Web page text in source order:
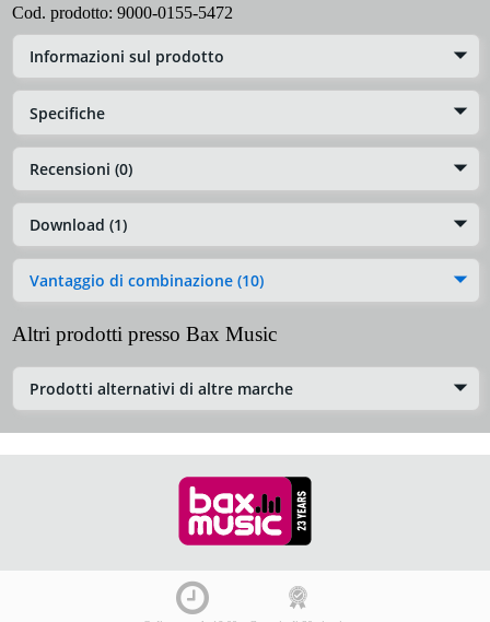
Cod. prodotto: 9000-0155-5472
Informazioni sul prodotto
Specifiche
Recensioni (0)
Download (1)
Vantaggio di combinazione (10)
Altri prodotti presso Bax Music
Prodotti alternativi di altre marche